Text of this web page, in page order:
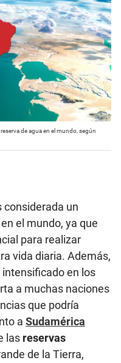
de agua en el mundo, según
considerada un
el mundo, ya que
para realizar
vida diaria. Además,
en los
a muchas naciones
que podría
a Sudamérica
las reservas
de la Tierra,